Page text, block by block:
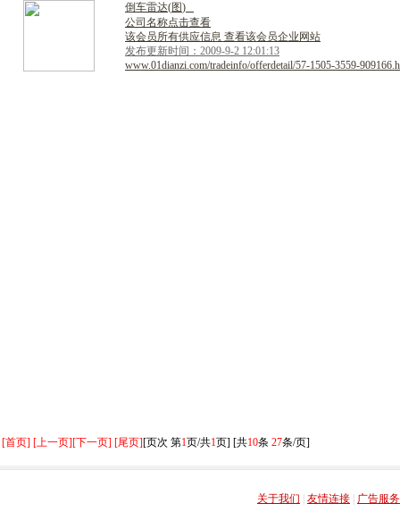
倒车雷达(图)
公司名称点击查看
该会员所有供应信息 查看该会员企业网站
发布更新时间：2009-9-2 12:01:13
www.01dianzi.com/tradeinfo/offerdetail/57-1505-3559-
[首页] [上一页][下一页] [尾页][页次 第1页/共1页] [共10条 27条/页]
关于我们 友情连接 广告服务